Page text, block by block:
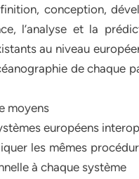
conception,
l’analyse et la
au niveau
de chaque
moyens
européens
les mêmes
à chaque système